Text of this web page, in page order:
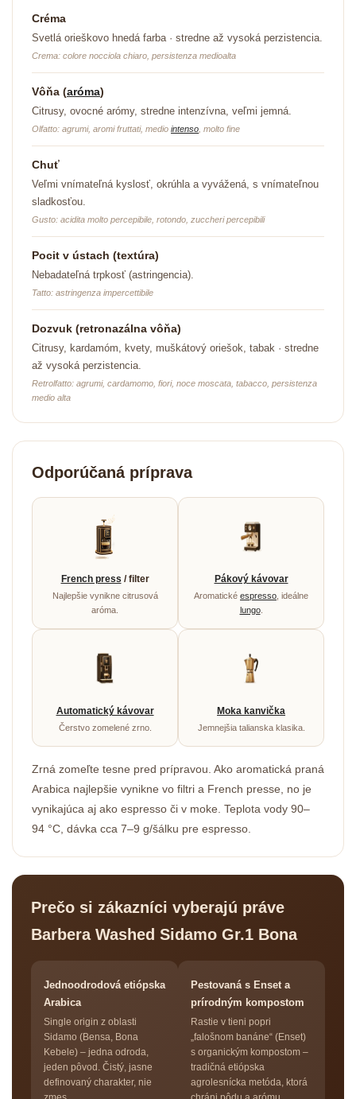
Créma
Svetlá orieškovo hnedá farba · stredne až vysoká perzistencia.
Crema: colore nocciola chiaro, persistenza medioalta
Vôňa (aróma)
Citrusy, ovocné arómy, stredne intenzívna, veľmi jemná.
Olfatto: agrumi, aromi fruttati, medio intenso, molto fine
Chuť
Veľmi vnímateľná kyslosť, okrúhla a vyvážená, s vnímateľnou
sladkosťou.
Gusto: acidita molto percepibile, rotondo, zuccheri percepibili
Pocit v ústach (textúra)
Nebadateľná trpkosť (astringencia).
Tatto: astringenza impercettibile
Dozvuk (retronazálna vôňa)
Citrusy, kardamóm, kvety, muškátový oriešok, tabak · stredne
až vysoká perzistencia.
Retrolfatto: agrumi, cardamomo, fiori, noce moscata, tabacco, persistenza
medio alta
Odporúčaná príprava
French press / filter
Najlepšie vynikne citrusová
aróma.
Pákový kávovar
Aromatické espresso, ideálne
lungo.
Automatický kávovar
Čerstvo zomelené zrno.
Moka kanvička
Jemnejšia talianska klasika.
Zrná zomeľte tesne pred prípravou. Ako aromatická praná
Arabica najlepšie vynikne vo filtri a French presse, no je
vynikajúca aj ako espresso či v moke. Teplota vody 90–
94 °C, dávka cca 7–9 g/šálku pre espresso.
Prečo si zákazníci vyberajú práve
Barbera Washed Sidamo Gr.1 Bona
Jednoodrodová etiópska
Arabica
Single origin z oblasti
Sidamo (Bensa, Bona
Kebele) – jedna odroda,
jeden pôvod. Čistý, jasne
definovaný charakter, nie
Pestovaná s Enset a
prírodným kompostom
Rastie v tieni popri
„falošnom banáne“ (Enset)
s organickým kompostom –
tradičná etiópska
agrolesnícka metóda, ktorá